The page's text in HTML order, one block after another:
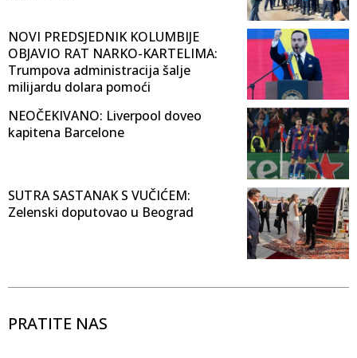
NOVI PREDSJEDNIK KOLUMBIJE
OBJAVIO RAT NARKO-KARTELIMA:
Trumpova administracija šalje
milijardu dolara pomoći
NEOČEKIVANO: Liverpool doveo
kapitena Barcelone
SUTRA SASTANAK S VUČIĆEM:
Zelenski doputovao u Beograd
PRATITE NAS